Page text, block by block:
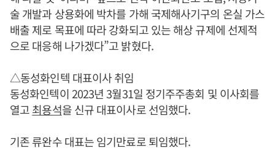
술 개발과 상용화에 박차를 가해 국제해사기구의 온실 가스
배출 제로 목표에 따라 강화되고 있는 해상 규제에 선제적
으로 대응해 나가겠다”고 밝혔다.
△동성화인텍 대표이사 취임
동성화인텍이 2023년 3월31일 정기주주총회 및 이사회를
열고최용석을 신규 대표이사로 선임했다.
기존 류완수 대표는 임기만료로 퇴임했다.